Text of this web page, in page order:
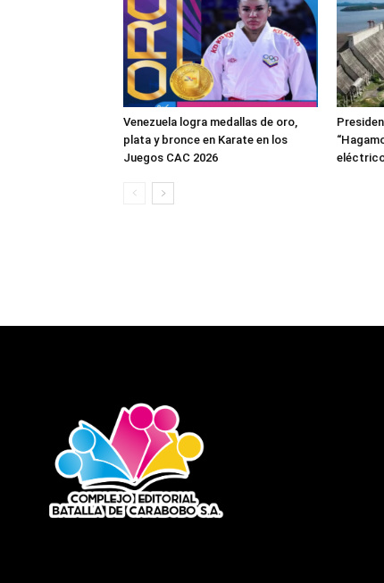
Venezuela logra medallas de oro,
plata y bronce en Karate en los
Juegos CAC 2026